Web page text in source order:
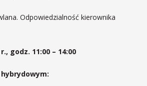
Odpowiedzialność kierownika
godz. 11:00 – 14:00